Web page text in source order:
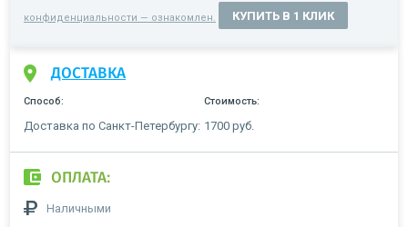
конфиденциальности — ознакомлен. КУПИТЬ В 1 КЛИК
ДОСТАВКА
Способ: Стоимость:
Доставка по Санкт-Петербургу: 1700 руб.
ОПЛАТА:
Наличными